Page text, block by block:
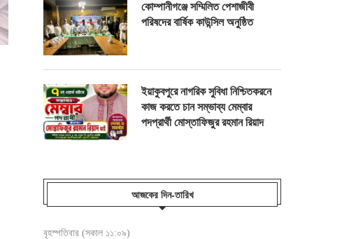
কোম্পানীগঞ্জে সম্মিলিত পেশাজীবী
পরিষদের বার্ষিক কাউন্সিল অনুষ্ঠিত
ইয়াকুবপুরে নাগরিক সুবিধা নিশ্চিতকরনে
কাজ করতে চান সম্ভাব্য মেম্বার
পদপ্রার্থী মোস্তাফিজুর রহমান রিয়াদ
আজকের দিন-তারিখ
বৃহস্পতিবার (সকাল ১১:০৯)